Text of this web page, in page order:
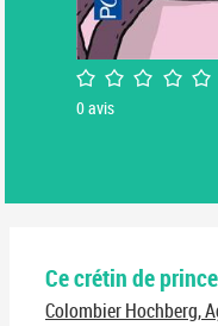
/5
0avis
Ce crétin de
Colombier Hochberg,